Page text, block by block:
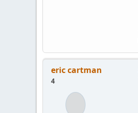
eric cartman
4